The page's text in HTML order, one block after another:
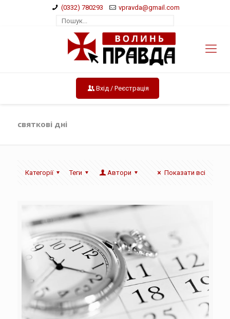
(0332) 780293 vpravda@gmail.com
Вхід / Реєстрація
святкові дні
Категорії Теги Автори Показати всі